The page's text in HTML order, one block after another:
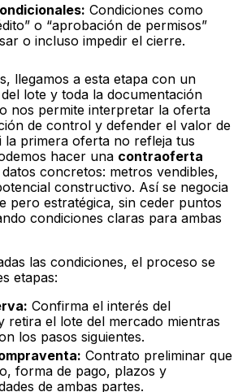
Condiciones como
o “aprobación de permisos”
o incluso impedir el cierre.
llegamos a esta etapa con un
lote y toda la documentación
nos permite interpretar la oferta
de control y defender el valor de
la primera oferta no refleja tus
hacer una contraoferta
concretos: metros vendibles,
constructivo. Así se negocia
pero estratégica, sin ceder puntos
condiciones claras para ambas
las condiciones, el proceso se
etapas:
Confirma el interés del
retira el lote del mercado mientras
los pasos siguientes.
Contrato preliminar que
forma de pago, plazos y
de ambas partes.